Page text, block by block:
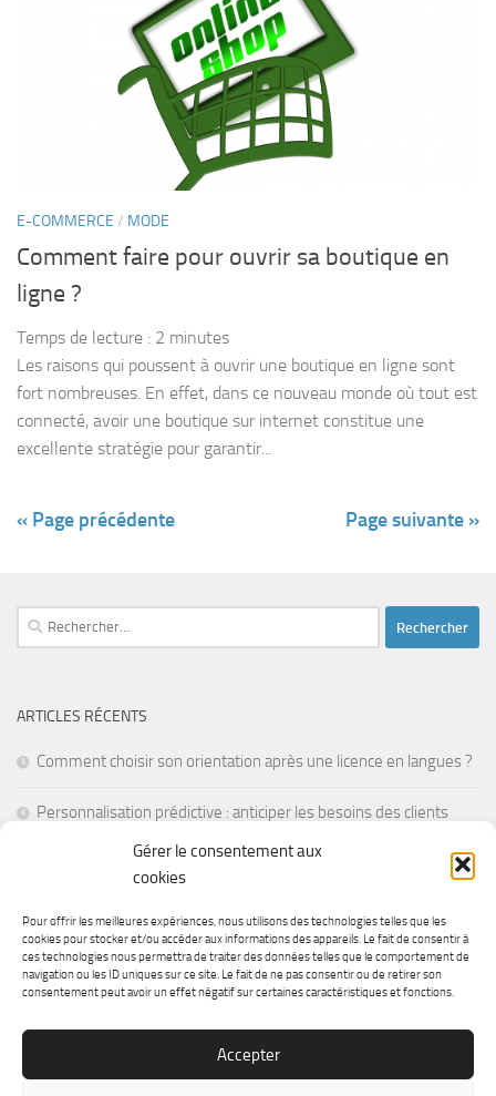
Gérer le consentement aux
cookies
Pour offrir les meilleures expériences, nous utilisons des technologies telles que les
cookies pour stocker et/ou accéder aux informations des appareils. Le fait de consentir à
ces technologies nous permettra de traiter des données telles que le comportement de
navigation ou les ID uniques sur ce site. Le fait de ne pas consentir ou de retirer son
consentement peut avoir un effet négatif sur certaines caractéristiques et fonctions.
Accepter
E-COMMERCE / MODE
Comment faire pour ouvrir sa boutique en
ligne ?
Temps de lecture : 2 minutes
Les raisons qui poussent à ouvrir une boutique en ligne sont
fort nombreuses. En effet, dans ce nouveau monde où tout est
connecté, avoir une boutique sur internet constitue une
excellente stratégie pour garantir...
« Page précédente Page suivante »
Rechercher :
ARTICLES RÉCENTS
Comment choisir son orientation après une licence en langues ?
Personnalisation prédictive : anticiper les besoins des clients
avant leur première visite
La réalité mixte pour former les employés en situations de crise
Les batteries à semi-conducteurs : une révolution pour
l’électronique portable